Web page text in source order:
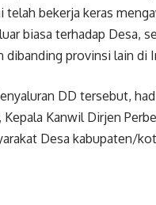
telah bekerja keras
biasa terhadap Desa,
dibanding provinsi lain
DD tersebut,
Kanwil Dirjen
Desa kabupaten/